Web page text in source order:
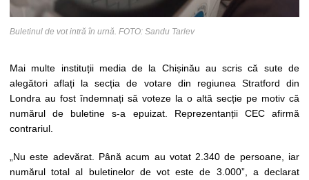
Buletinul de vot intră în urnă. FOTO: Sandu Tarlev
Mai multe instituții media de la Chișinău au scris că sute de
alegători aflați la secția de votare din regiunea Stratford din
Londra au fost îndemnați să voteze la o altă secție pe motiv că
numărul de buletine s-a epuizat. Reprezentanții CEC afirmă
contrariul.
„Nu este adevărat. Până acum au votat 2.340 de persoane, iar
numărul total al buletinelor de vot este de 3.000”, a declarat